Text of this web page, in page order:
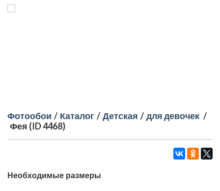
Фотообои / Каталог / Детская / для девочек /
Фея (ID 4468)
Необходимые размеры